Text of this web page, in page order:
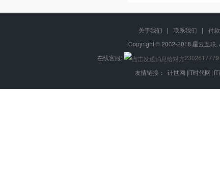
关于我们 | 联系我们 |
付
Copyright © 2002-2018 星云互
在线客服:
2302617779
友情链接： 计世网 |IT时代网 |